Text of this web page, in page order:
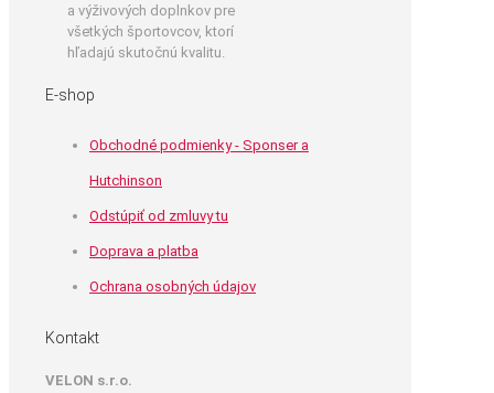
a výživových doplnkov pre
všetkých športovcov, ktorí
hľadajú skutočnú kvalitu.
E-shop
Obchodné podmienky - Sponser a
Hutchinson
Odstúpiť od zmluvy tu
Doprava a platba
Ochrana osobných údajov
Kontakt
VELON s.r.o.